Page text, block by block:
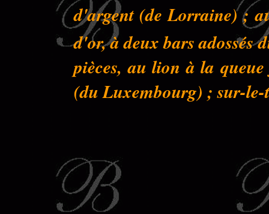
d'argent (de Lorraine) ;
d'or, à deux bars adossés
pièces, au lion à la
(du Luxembourg) ; sur-le-